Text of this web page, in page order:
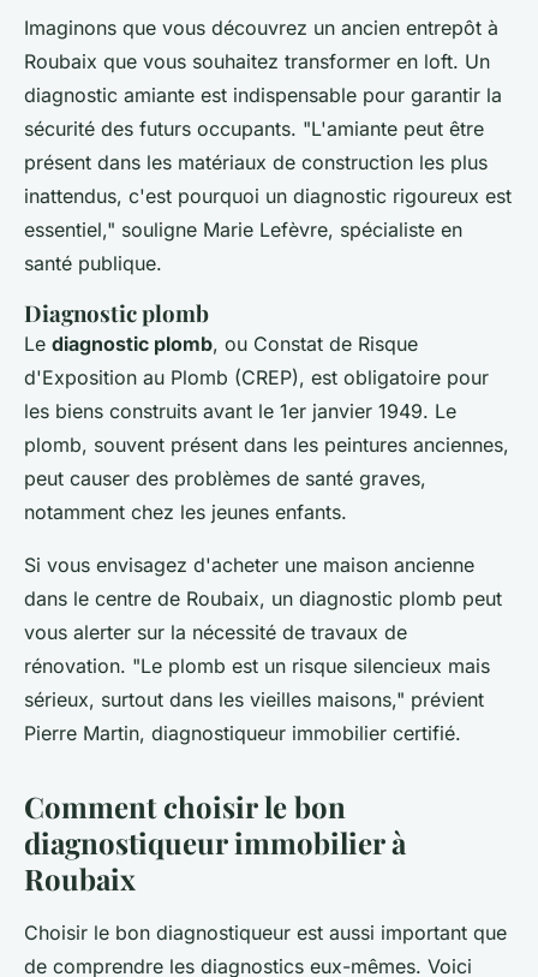
Imaginons que vous découvrez un ancien entrepôt à
Roubaix que vous souhaitez transformer en loft. Un
diagnostic amiante est indispensable pour garantir la
sécurité des futurs occupants. "L'amiante peut être
présent dans les matériaux de construction les plus
inattendus, c'est pourquoi un diagnostic rigoureux est
essentiel," souligne Marie Lefèvre, spécialiste en
santé publique.
Diagnostic plomb
Le diagnostic plomb, ou Constat de Risque
d'Exposition au Plomb (CREP), est obligatoire pour
les biens construits avant le 1er janvier 1949. Le
plomb, souvent présent dans les peintures anciennes,
peut causer des problèmes de santé graves,
notamment chez les jeunes enfants.
Si vous envisagez d'acheter une maison ancienne
dans le centre de Roubaix, un diagnostic plomb peut
vous alerter sur la nécessité de travaux de
rénovation. "Le plomb est un risque silencieux mais
sérieux, surtout dans les vieilles maisons," prévient
Pierre Martin, diagnostiqueur immobilier certifié.
Comment choisir le bon
diagnostiqueur immobilier à
Roubaix
Choisir le bon diagnostiqueur est aussi important que
de comprendre les diagnostics eux-mêmes. Voici